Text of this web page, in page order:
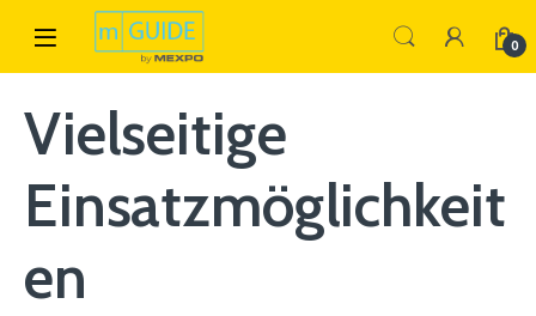
Skip to navigation
Skip to content
Open 0
Vielseitige
Einsatzmöglichkeit
en